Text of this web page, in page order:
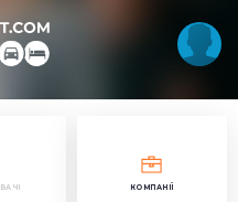
КОМПАНІЇ